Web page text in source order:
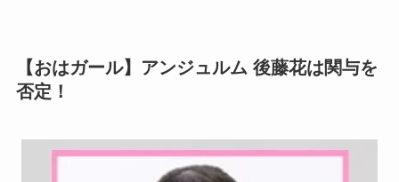
【おはガール】アンジュルム 後藤花は関与を
否定！